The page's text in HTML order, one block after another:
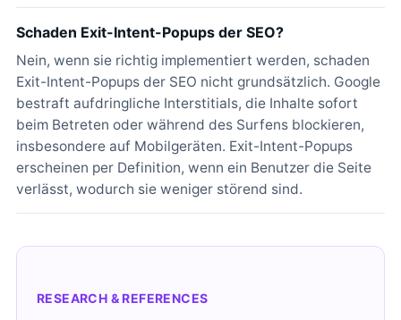
Schaden Exit-Intent-Popups der SEO?
Nein, wenn sie richtig implementiert werden, schaden
Exit-Intent-Popups der SEO nicht grundsätzlich. Google
bestraft aufdringliche Interstitials, die Inhalte sofort
beim Betreten oder während des Surfens blockieren,
insbesondere auf Mobilgeräten. Exit-Intent-Popups
erscheinen per Definition, wenn ein Benutzer die Seite
verlässt, wodurch sie weniger störend sind.
RESEARCH & REFERENCES